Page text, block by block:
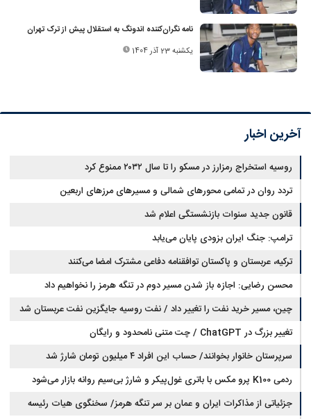
نامه نگران‌کننده اندونگ به استقلال پیش از ترک تهران
یکشنبه 23 آذر 1404
آخرین اخبار
روسیه استخراج رمزارز در مسکو را تا سال ۲۰۳۲ ممنوع کرد
تردد روان در تمامی محورهای شمالی و مسیرهای مرزهای اربعین
قانون جدید سنوات بازنشستگی اعلام شد
ترامپ: جنگ ایران بزودی پایان می‌یابد
ترکیه، عربستان و پاکستان توافقنامه دفاعی مشترک امضا می‌کنند
محسن رضایی: اجازه باز شدن مسیر دوم در تنگه هرمز را نخواهیم داد
چین، مسیر خرید نفت را تغییر داد / نفت روسیه جایگزین نفت عربستان شد
تغییر بزرگ در ChatGPT / چت متنی نامحدود و رایگان
سرپرستان خانوار بخوانند/ حساب این افراد ۴ میلیون تومان شارژ شد
ردمی K100 پرو مکس با باتری غول‌پیکر و شارژ بی‌سیم روانه بازار می‌شود
جزئیاتی از مذاکرات ایران و عمان بر سر تنگه هرمز/ سخنگوی هیات رئیسه